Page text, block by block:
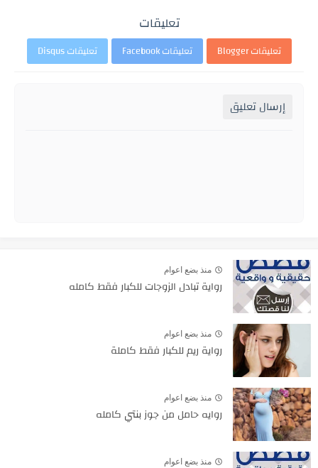
تعليقات
تعليقات Blogger تعليقات Facebook تعليقات Disqus
إرسال تعليق
منذ بضع اعوام
رواية تبادل الزوجات للكبار فقط كامله
منذ بضع اعوام
رواية ريم للكبار فقط كاملة
منذ بضع اعوام
روايه حامل من جوز بنتي كامله
منذ بضع اعوام